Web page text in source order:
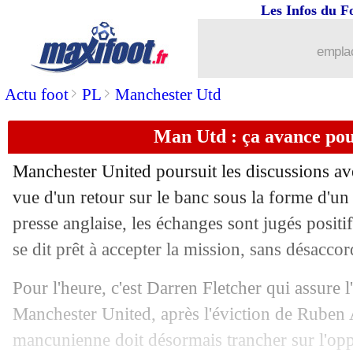
Actu foot> PL > Manchester Utd
Les Infos du
Man Utd : ça avance
Manchester United poursuit les discussions
vue d'un retour sur le banc sous la forme
presse anglaise, les échanges sont jugés
se dit prêt à accepter la mission, sans
Pour l'heure, c'est Darren Fletcher qui assure
Manchester United, après l'éviction de
mancunienne doit désormais trancher sur
TdC: un stade plein au Koweït pour
07/01 Nottingham
07/01 Algérie: Amoura s'excuse après son
07/01 VIDEO : Amoura chambre Lumumba
07/01 L1: Gautier et la prise de parole des
07/01 Palace: Guehi pourrait partir cet
07/01 L1: faut-il sanctionner les arbitres ?
07/01 Palace : Ahamada signe à Auxerre